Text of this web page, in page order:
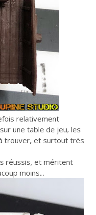
relativement
une table de jeu, les
trouver, et surtout très
réussis, et méritent
moins...